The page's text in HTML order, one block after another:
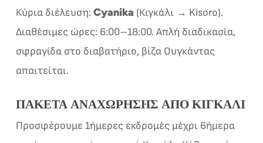
Κύρια διέλευση: Cyanika (Κιγκάλι → Kisoro).
Διαθέσιμες ώρες: 6:00–18:00. Απλή διαδικασία,
σφραγίδα στο διαβατήριο, βίζα Ουγκάντας
απαιτείται.
ΠΑΚΈΤΑ ΑΝΑΧΏΡΗΣΗΣ ΑΠΌ ΚΙΓΚΆΛΙ
Προσφέρουμε 1ήμερες εκδρομές μέχρι 6ήμερα